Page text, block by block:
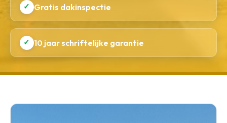
✓ Gratis dakinspectie
✓ 10 jaar schriftelijke garantie